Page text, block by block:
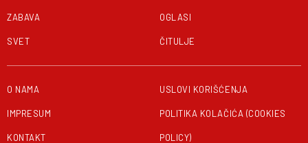
ZABAVA
SVET
OGLASI
ČITULJE
O NAMA
IMPRESUM
KONTAKT
USLOVI KORIŠĆENJA
POLITIKA KOLAČIĆA (COOKIES
POLICY)